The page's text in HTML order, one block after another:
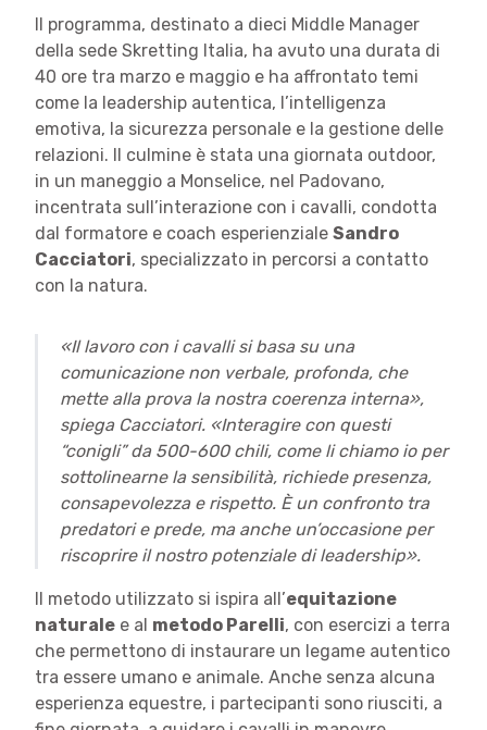
Il programma, destinato a dieci Middle Manager
della sede Skretting Italia, ha avuto una durata di
40 ore tra marzo e maggio e ha affrontato temi
come la leadership autentica, l’intelligenza
emotiva, la sicurezza personale e la gestione delle
relazioni. Il culmine è stata una giornata outdoor,
in un maneggio a Monselice, nel Padovano,
incentrata sull’interazione con i cavalli, condotta
dal formatore e coach esperienziale Sandro
Cacciatori, specializzato in percorsi a contatto
con la natura.
«Il lavoro con i cavalli si basa su una
comunicazione non verbale, profonda, che
mette alla prova la nostra coerenza interna»,
spiega Cacciatori. «Interagire con questi
“conigli” da 500-600 chili, come li chiamo io per
sottolinearne la sensibilità, richiede presenza,
consapevolezza e rispetto. È un confronto tra
predatori e prede, ma anche un’occasione per
riscoprire il nostro potenziale di leadership».
Il metodo utilizzato si ispira all’equitazione
naturale e al metodo Parelli, con esercizi a terra
che permettono di instaurare un legame autentico
tra essere umano e animale. Anche senza alcuna
esperienza equestre, i partecipanti sono riusciti, a